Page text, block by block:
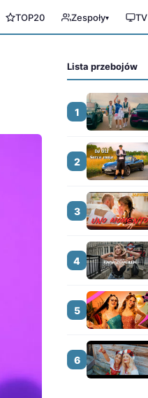
TOP20 Zespoły▾ TV
Lista przebojów
1
2
3
4
5
6